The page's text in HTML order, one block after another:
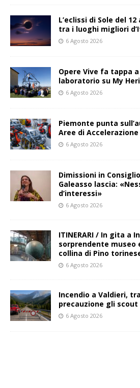
L’eclissi di Sole del
tra i luoghi migliori
6 Agosto 2026
Opere Vive fa tappa
laboratorio su My
6 Agosto 2026
Piemonte punta
Aree di Accelerazione
6 Agosto 2026
Dimissioni in
Galeasso lascia:
d’interessi»
6 Agosto 2026
ITINERARI / In gita a
sorprendente museo
collina di Pino
6 Agosto 2026
Incendio a Valdieri,
precauzione gli scout
6 Agosto 2026